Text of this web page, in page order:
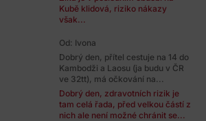
Kubě klidová, riziko nákazy
však...
Od: Ivona
Dobrý den, přítel cestuje na 14 do
Kambodži a Laosu (ja budu v ČR
ve 32tt), má očkování na...
Dobrý den, zdravotních rizik je
tam celá řada, před velkou částí z
nich ale není možné chránit se...